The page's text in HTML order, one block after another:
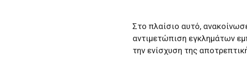
Στο πλαίσιο αυτό,
αντιμετώπιση εγκλημάτων
την ενίσχυση της